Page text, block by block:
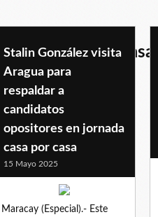
recorridocasaporcasa
Stalin González visita
Aragua para
respaldar a
candidatos
opositores en jornada
casa por casa
15 Mayo 2025
Maracay (Especial).- Este